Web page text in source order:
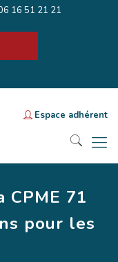
16 51 21 21
Espace adhérent
CPME 71
pour les